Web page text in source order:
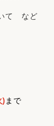
て など
) まで